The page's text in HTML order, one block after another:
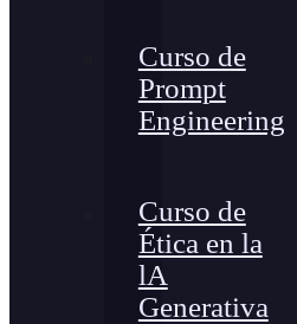
Curso de
Prompt
Engineering
Curso de
Ética en la
lA
Generativa